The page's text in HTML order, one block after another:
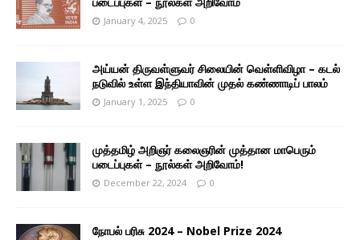
January 4, 2025 0
அய்யன் திருவள்ளுவர் சிலையின் வெள்ளிவிழா – கடல்
நடுவில் உள்ள இந்தியாவின் முதல் கண்ணாடிப் பாலம்
January 1, 2025 0
முத்தமிழ் அறிஞர் கலைஞரின் முத்தான மாபெரும்
படைப்புகள் – நூல்கள் அறிவோம்!
December 22, 2024 0
நோபல் பரிசு 2024 – Nobel Prize 2024